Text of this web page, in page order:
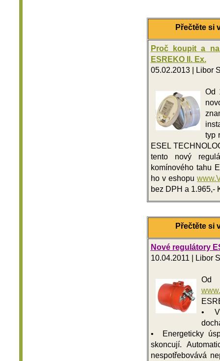
Přečtěte si
Proč koupit a
ESREKO II. Ex.
05.02.2013 | Libor
Od
typ
ESEL
tento nový
komínového tahu
ho v eshopu
bez DPH a 1.965,-
Přečtěte si
Nové regulátory
10.04.2011 | Libor
Od
•
• Energeticky
skoncují.
nespotřebovává